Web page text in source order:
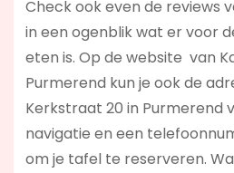
Check ook even de reviews
in een ogenblik wat er voor
eten is. Op de website van
Purmerend kun je ook de
Kerkstraat 20 in Purmerend
navigatie en een
om je tafel te reserveren.